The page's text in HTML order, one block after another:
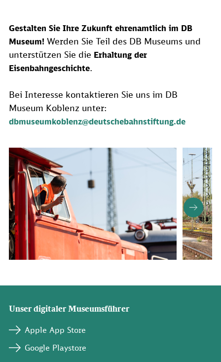
Gestalten Sie Ihre Zukunft ehrenamtlich im DB
Museum! Werden Sie Teil des DB Museums und
unterstützen Sie die Erhaltung der
Eisenbahngeschichte.
Bei Interesse kontaktieren Sie uns im DB
Museum Koblenz unter:
dbmuseumkoblenz@deutschebahnstiftung.de
Unser digitaler Museumsführer
Apple App Store
Google Playstore